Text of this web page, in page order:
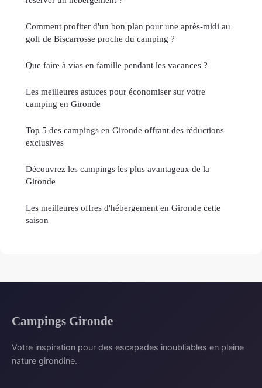
Comment profiter d'un bon plan pour une après-midi au
golf de Biscarrosse proche du camping ?
Que faire à vias en famille pendant les vacances ?
Les meilleures astuces pour économiser sur votre
camping en Gironde
Top 5 des campings en Gironde offrant des réductions
exclusives
Découvrez les campings les plus avantageux de la
Gironde
Les meilleures offres d'hébergement en Gironde cette
saison
Campings Gironde
Votre inspiration pour des escapades inoubliables en pleine
nature girondine.